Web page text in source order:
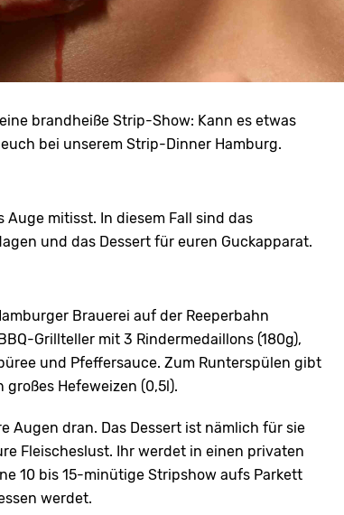
brandheiße Strip-Show: Kann es etwas
bei unserem Strip-Dinner Hamburg.
mitisst. In diesem Fall sind das
und das Dessert für euren Guckapparat.
Brauerei auf der Reeperbahn
Grillteller mit 3 Rindermedaillons (180g),
und Pfeffersauce. Zum Runterspülen gibt
Hefeweizen (0,5l).
Augen dran. Das Dessert ist nämlich für sie
Fleischeslust. Ihr werdet in einen privaten
10 bis 15-minütige Stripshow aufs Parkett
werdet.